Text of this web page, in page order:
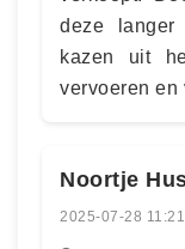
deze langer
kazen uit
vervoeren en
Noortje
2025-07-28